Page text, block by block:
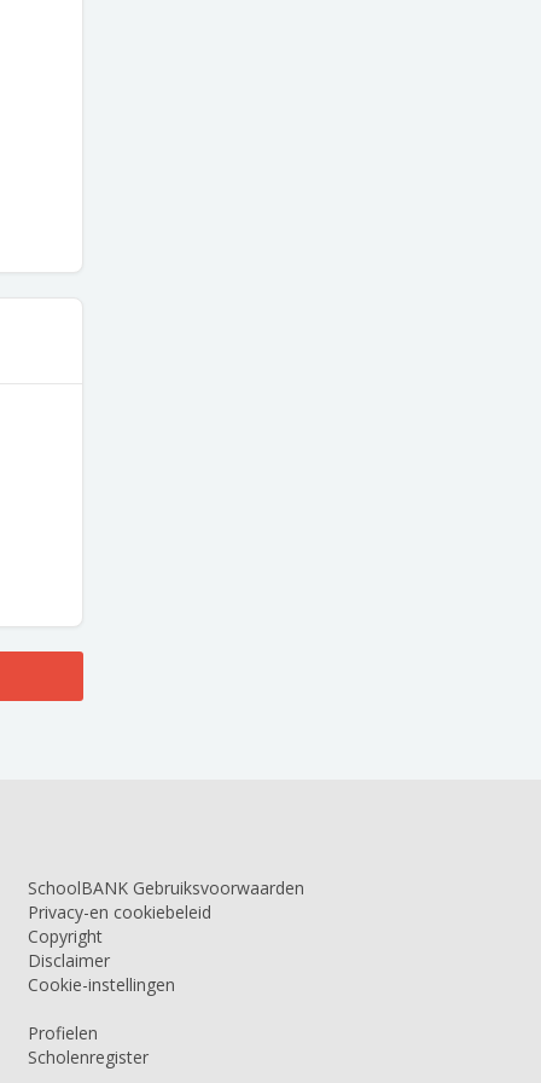
SchoolBANK Gebruiksvoorwaarden
Privacy-en cookiebeleid
Copyright
Disclaimer
Cookie-instellingen
Profielen
Scholenregister